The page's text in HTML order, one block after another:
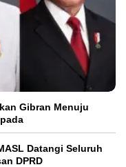
Gibran Menuju
Datangi Seluruh
DPRD